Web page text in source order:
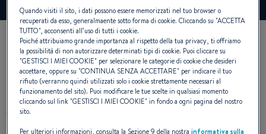
I NOSTRI DETTAGLI DI
CONTATTO
Quando visiti il sito, i dati possono essere memorizzati nel tuo browser o
recuperati da esso, generalmaente sotto forma di cookie. Cliccando su "ACCETTA
TUTTO", acconsenti all’uso di tutti i cookie.
Poiché attribuiamo grande importanza al rispetto della tua privacy, ti offriamo
la possibilità di non autorizzare determinati tipi di cookie. Puoi cliccare su
"GESTISCI I MIEI COOKIE" per selezionare le categorie di cookie che desideri
accettare, oppure su "CONTINUA SENZA ACCETTARE" per indicare il tuo
rifiuto (verranno quindi utilizzati solo i cookie strettamente necessari al
funzionamento del sito). Puoi modificare le tue scelte in qualsiasi momento
cliccando sul link "GESTISCI I MIEI COOKIE" in fondo a ogni pagina del nostro
sito.
Per ulteriori informazioni, consulta la Sezione 9 della nostrainformativa sulla